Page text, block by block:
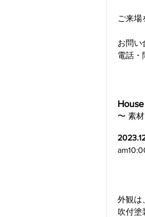
ご来場
お問い
電話・
〜 素
外観は
吹付塗